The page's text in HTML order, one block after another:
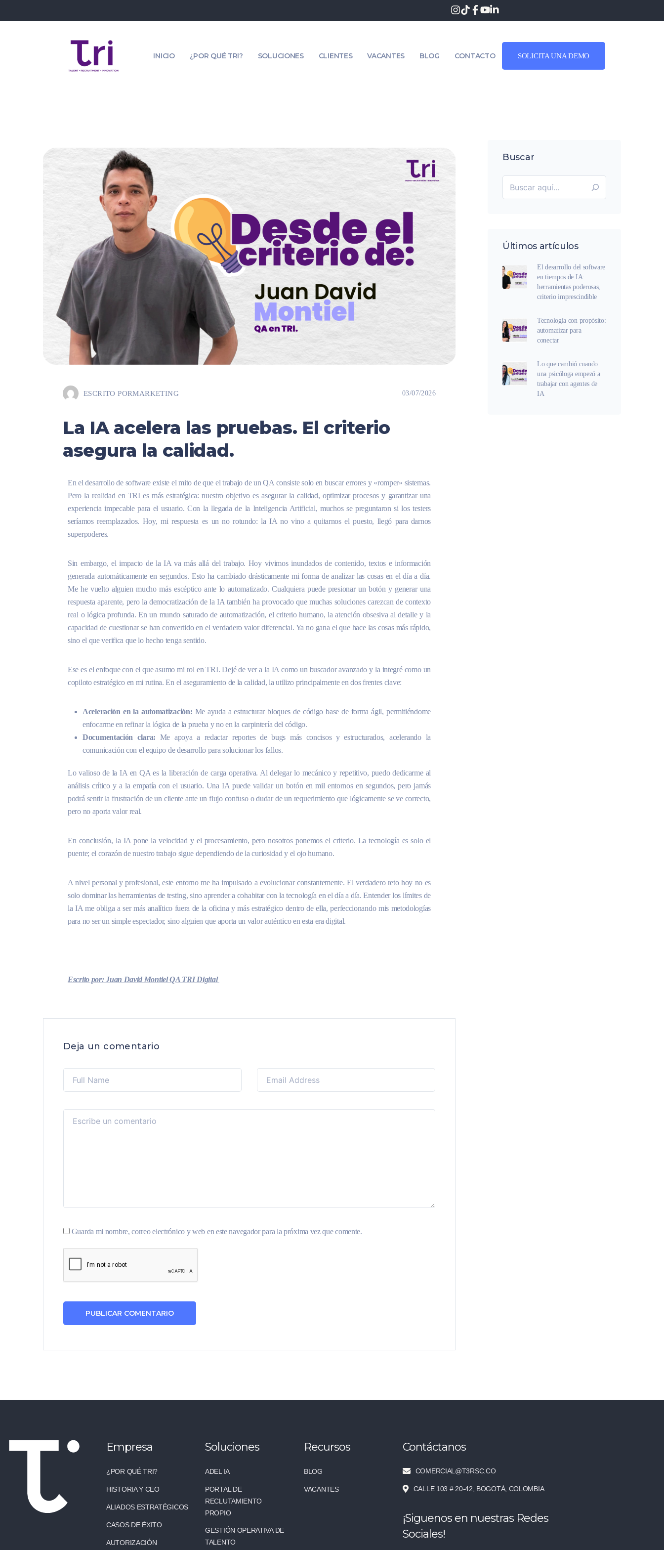
INICIO ¿POR QUÉ TRI? SOLUCIONES CLIENTES VACANTES BLOG CONTACTO SOLICITA UNA DEMO
ESCRITO PORMARKETING 03/07/2026
La IA acelera las pruebas. El criterio
asegura la calidad.
En el desarrollo de software existe el mito de que el trabajo de un QA consiste solo en buscar errores y «romper» sistemas.
Pero la realidad en TRI es más estratégica: nuestro objetivo es asegurar la calidad, optimizar procesos y garantizar una
experiencia impecable para el usuario. Con la llegada de la Inteligencia Artificial, muchos se preguntaron si los testers
seríamos reemplazados. Hoy, mi respuesta es un no rotundo: la IA no vino a quitarnos el puesto, llegó para darnos
superpoderes.
Sin embargo, el impacto de la IA va más allá del trabajo. Hoy vivimos inundados de contenido, textos e información
generada automáticamente en segundos. Esto ha cambiado drásticamente mi forma de analizar las cosas en el día a día.
Me he vuelto alguien mucho más escéptico ante lo automatizado. Cualquiera puede presionar un botón y generar una
respuesta aparente, pero la democratización de la IA también ha provocado que muchas soluciones carezcan de contexto
real o lógica profunda. En un mundo saturado de automatización, el criterio humano, la atención obsesiva al detalle y la
capacidad de cuestionar se han convertido en el verdadero valor diferencial. Ya no gana el que hace las cosas más rápido,
sino el que verifica que lo hecho tenga sentido.
Ese es el enfoque con el que asumo mi rol en TRI. Dejé de ver a la IA como un buscador avanzado y la integré como un
copiloto estratégico en mi rutina. En el aseguramiento de la calidad, la utilizo principalmente en dos frentes clave:
Aceleración en la automatización: Me ayuda a estructurar bloques de código base de forma ágil, permitiéndome
enfocarme en refinar la lógica de la prueba y no en la carpintería del código.
Documentación clara: Me apoya a redactar reportes de bugs más concisos y estructurados, acelerando la
comunicación con el equipo de desarrollo para solucionar los fallos.
Lo valioso de la IA en QA es la liberación de carga operativa. Al delegar lo mecánico y repetitivo, puedo dedicarme al
análisis crítico y a la empatía con el usuario. Una IA puede validar un botón en mil entornos en segundos, pero jamás
podrá sentir la frustración de un cliente ante un flujo confuso o dudar de un requerimiento que lógicamente se ve correcto,
pero no aporta valor real.
En conclusión, la IA pone la velocidad y el procesamiento, pero nosotros ponemos el criterio. La tecnología es solo el
puente; el corazón de nuestro trabajo sigue dependiendo de la curiosidad y el ojo humano.
A nivel personal y profesional, este entorno me ha impulsado a evolucionar constantemente. El verdadero reto hoy no es
solo dominar las herramientas de testing, sino aprender a cohabitar con la tecnología en el día a día. Entender los límites de
la IA me obliga a ser más analítico fuera de la oficina y más estratégico dentro de ella, perfeccionando mis metodologías
para no ser un simple espectador, sino alguien que aporta un valor auténtico en esta era digital.
Escrito por: Juan David Montiel QA TRI Digital
Deja un comentario
Guarda mi nombre, correo electrónico y web en este navegador para la próxima vez que comente.
Buscar
Últimos artículos
El desarrollo del software
en tiempos de IA:
herramientas poderosas,
criterio imprescindible
Tecnología con propósito:
automatizar para
conectar
Lo que cambió cuando
una psicóloga empezó a
trabajar con agentes de
IA
Empresa
¿POR QUÉ TRI?
HISTORIA Y CEO
ALIADOS ESTRATÉGICOS
CASOS DE ÉXITO
AUTORIZACIÓN
Soluciones
ADEL IA
PORTAL DE
RECLUTAMIENTO
PROPIO
GESTIÓN OPERATIVA DE
TALENTO
Recursos
BLOG
VACANTES
Contáctanos
COMERCIAL@T3RSC.CO
CALLE 103 # 20-42, BOGOTÁ, COLOMBIA
¡Siguenos en nuestras Redes
Sociales!